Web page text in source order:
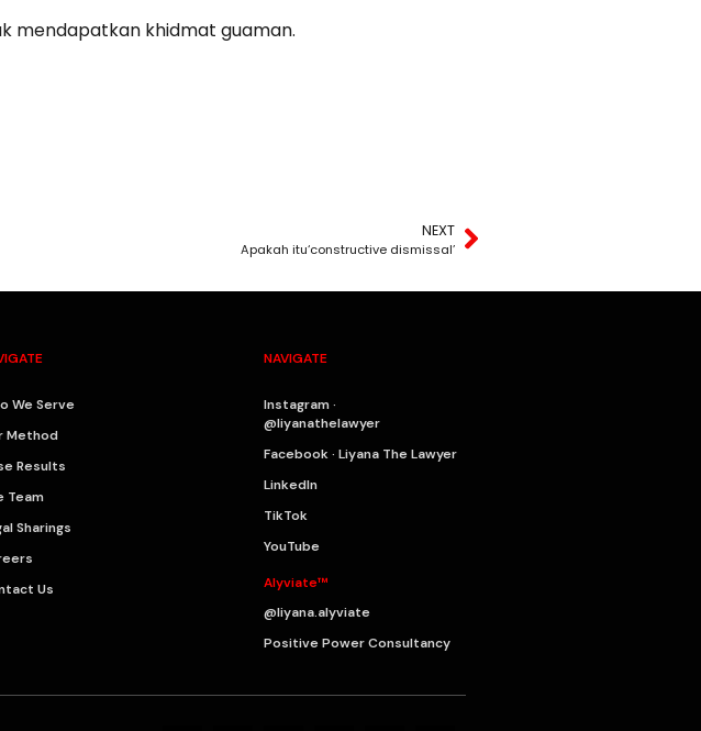
mendapatkan khidmat guaman.
NEXT
Apakah itu‘constructive dismissal’
We Serve
Method
Results
Team
Sharings
Us
NAVIGATE
Instagram ·
@liyanathelawyer
Facebook · Liyana The Lawyer
LinkedIn
TikTok
YouTube
Alyviate™
@liyana.alyviate
Positive Power Consultancy